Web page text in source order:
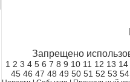
Запрещено
1 2 3 4 5 6 7 8 9 10 11 12 13 14
45 46 47 48 49 50 51 52 53 54